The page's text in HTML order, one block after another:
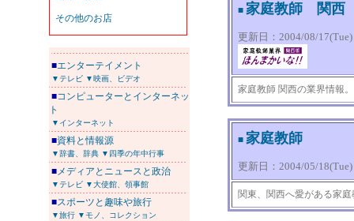
■エンターテイメント
▼テレビ ▼映画、ビデオ
■コンピューターとインターネッ
ト
▼インターネット
■資料と情報源
▼辞書、辞典 ▼四季の年中行事
■メディアとニュースと政治
▼テレビ ▼大使館、領事館
■スポーツと趣味や旅行
▼旅行 ▼モノ、コレクション
■ 家庭教師 関西
更新日：2004/08/
家庭教師 関西の業界情報
■ 家庭教師
更新日：2004/05/
関東、関西へ愛がある家